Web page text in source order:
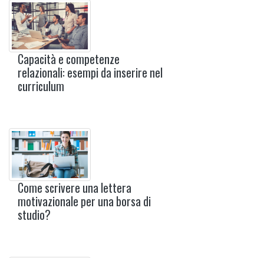
Capacità e competenze
relazionali: esempi da inserire nel
curriculum
Come scrivere una lettera
motivazionale per una borsa di
studio?